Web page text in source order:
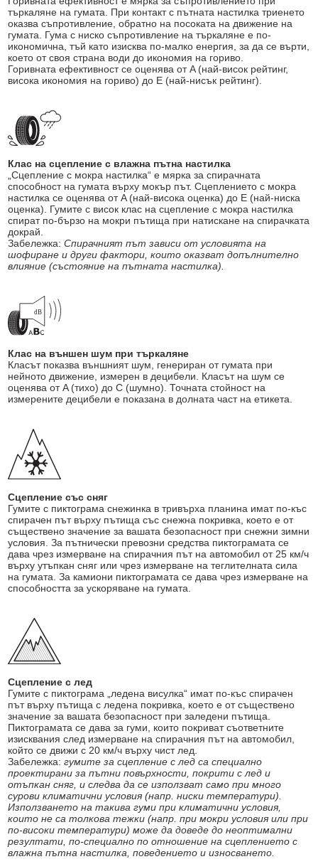
търкаляне на гумата. При контакт с пътната настилка триенето
оказва съпротивление, обратно на посоката на движение на
гумата. Гума с ниско съпротивление на търкаляне е по-
икономична, тъй като изисква по-малко енергия, за да се върти,
което от своя страна води до икономия на гориво.
Горивната ефективност се оценява от A (най-висок рейтинг,
висока икономия на гориво) до E (най-нисък рейтинг).
Клас на сцепление с влажна пътна настилка
„Сцепление с мокра настилка“ е мярка за спирачната
способност на гумата върху мокър път. Сцеплението с мокра
настилка се оценява от A (най-висока оценка) до E (най-ниска
оценка). Гумите с висок клас на сцепление с мокра настилка
спират по-бързо на мокри пътища при натискане на спирачката
докрай.
Забележка:Спирачният път зависи от условията на
шофиране и други фактори, които оказват допълнително
влияние (състояние на пътната настилка).
Клас на външен шум при търкаляне
Класът показва външният шум, генериран от гумата при
нейното движение, измерен в децибели. Класът на шум се
оценява от A (тихо) до C (шумно). Точната стойност на
измерените децибели е показана в долната част на етикета.
Сцепление със сняг
Гумите с пиктограма снежинка в тривърха планина имат по-къс
спирачен път върху пътища със снежна покривка, което е от
съществено значение за вашата безопасност при снежни зимни
условия. За пътнически превозни средства пиктограмата се
дава чрез измерване на спирачния път на автомобил от 25 км/ч
върху утъпкан сняг или чрез измерване на теглителната сила
на гумата. За камиони пиктограмата се дава чрез измерване на
способността за ускоряване на гумата.
Сцепление с лед
Гумите с пиктограма „ледена висулка“ имат по-къс спирачен
път върху пътища с ледена покривка, което е от съществено
значение за вашата безопасност при заледени пътища.
Пиктограмата се дава за гуми, които покриват съответните
изисквания след измерване на спирачния път на автомобил,
който се движи с 20 км/ч върху чист лед.
Забележка:гумите за сцепление с лед са специално
проектирани за пътни повърхности, покрити с лед и
отъпкан сняг, и следва да се използват само при много
сурови климатични условия (напр. ниски температури).
Използването на такива гуми при климатични условия,
които не са толкова тежки (напр. при мокри условия или при
по-високи температури) може да доведе до неоптимални
резултати, по-специално по отношение на сцеплението с
влажна пътна настилка, поведението и износването.